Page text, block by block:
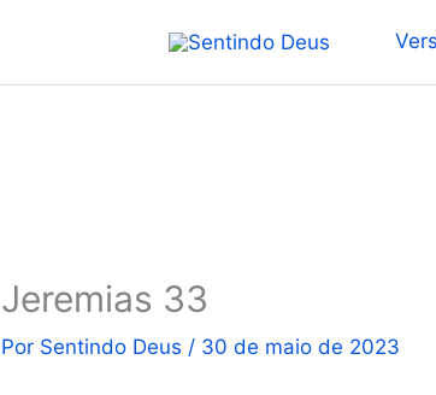
Jeremias 33
Por Sentindo Deus / 30 de maio de 2023